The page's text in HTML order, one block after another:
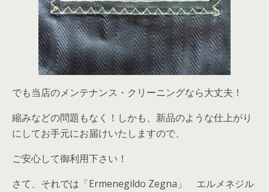
でも当店のメンテナンス・クリーニングなら大丈夫！
縮みなどの問題もなく！しかも、新品のような仕上がり
にしてお手元にお届けいたしますので、
ご安心して御利用下さい！
さて、それでは「Ermenegildo Zegna」 エルメネジル